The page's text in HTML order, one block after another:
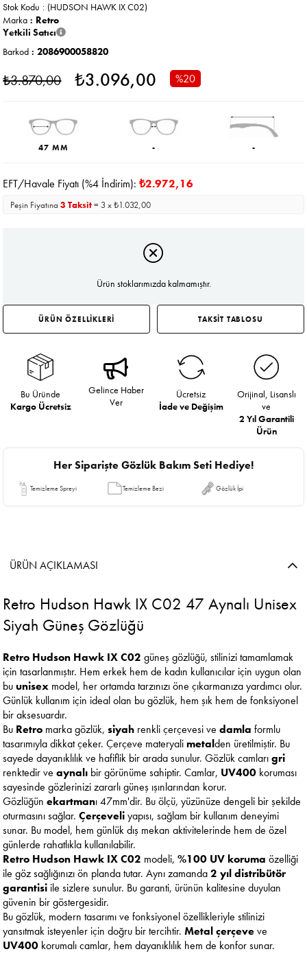
(HUDSON HAWK IX C02)
Stok Kodu
Marka : Retro
Yetkili Satıcı
Barkod : 2086900058820
₺3.870,00 ₺3.096,00 %20
47 MM - -
EFT/Havale Fiyatı (%4 İndirim):₺2.972,16
Peşin Fiyatına3 Taksit= 3 x ₺1.032,00
Ürün stoklarımızda kalmamıştır.
ÜRÜN ÖZELLİKLERİ TAKSİT TABLOSU
Bu Üründe
Kargo Ücretsiz
Gelince Haber
Ver
Ücretsiz
İade ve Değişim
Orijinal, Lisanslı
ve
2 Yıl Garantili
Ürün
Her Siparişte Gözlük Bakım Seti Hediye!
Temizleme Spreyi Temizleme Bezi Gözlük İpi
ÜRÜN AÇIKLAMASI
Retro Hudson Hawk IX C02 47 Aynalı Unisex
Siyah Güneş Gözlüğü
Retro Hudson Hawk IX C02 güneş gözlüğü, stilinizi tamamlamak
için tasarlanmıştır. Hem erkek hem de kadın kullanıcılar için uygun olan
buunisex model, her ortamda tarzınızı öne çıkarmanıza yardımcı olur.
Günlük kullanım için ideal olan bu gözlük, hem şık hem de fonksiyonel
bir aksesuardır.
Bu Retro marka gözlük,siyah renkli çerçevesi vedamla formlu
tasarımıyla dikkat çeker. Çerçeve materyalimetalden üretilmiştir. Bu
sayede dayanıklılık ve hafiflik bir arada sunulur. Gözlük camlarıgri
renktedir veaynalı bir görünüme sahiptir. Camlar, UV400 koruması
sayesinde gözlerinizi zararlı güneş ışınlarından korur.
Gözlüğünekartmanı 47mm'dir. Bu ölçü, yüzünüze dengeli bir şekilde
oturmasını sağlar.Çerçeveliyapısı, sağlam bir kullanım deneyimi
sunar. Bu model, hem günlük dış mekan aktivitelerinde hem de özel
günlerde rahatlıkla kullanılabilir.
Retro Hudson Hawk IX C02 modeli,%100 UV koruma özelliği
ile göz sağlığınızı ön planda tutar. Aynı zamanda2 yıl distribütör
garantisi ile sizlere sunulur. Bu garanti, ürünün kalitesine duyulan
güvenin bir göstergesidir.
Bu gözlük, modern tasarımı ve fonksiyonel özellikleriyle stilinizi
yansıtmak isteyenler için doğru bir tercihtir.Metal çerçeveve
UV400 korumalı camlar, hem dayanıklılık hem de konfor sunar.